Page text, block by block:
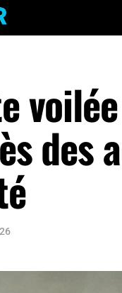
des